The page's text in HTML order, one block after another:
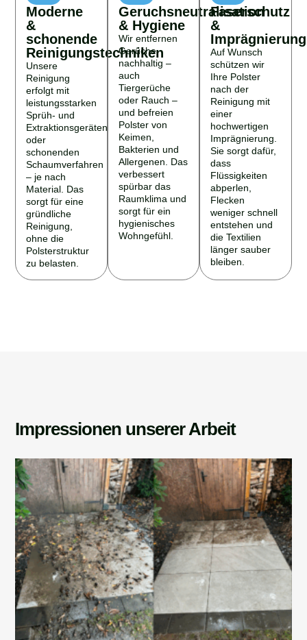
Moderne
&
schonende
Reinigungstechniken
Unsere
Reinigung
erfolgt mit
leistungsstarken
Sprüh- und
Extraktionsgeräten
oder
schonenden
Schaumverfahren
– je nach
Material. Das
sorgt für eine
gründliche
Reinigung,
ohne die
Polsterstruktur
zu belasten.
Geruchsneutralisation
& Hygiene
Wir entfernen
Gerüche
nachhaltig –
auch
Tiergerüche
oder Rauch –
und befreien
Polster von
Keimen,
Bakterien und
Allergenen. Das
verbessert
spürbar das
Raumklima und
sorgt für ein
hygienisches
Wohngefühl.
Faserschutz
&
Imprägnierung
Auf Wunsch
schützen wir
Ihre Polster
nach der
Reinigung mit
einer
hochwertigen
Imprägnierung.
Sie sorgt dafür,
dass
Flüssigkeiten
abperlen,
Flecken
weniger schnell
entstehen und
die Textilien
länger sauber
bleiben.
Impressionen unserer Arbeit